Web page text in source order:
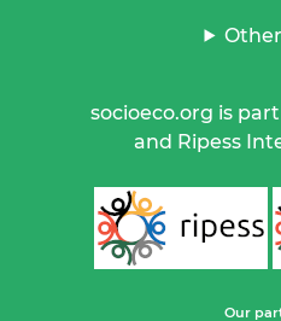
socioeco.org is
and Ripess
Our